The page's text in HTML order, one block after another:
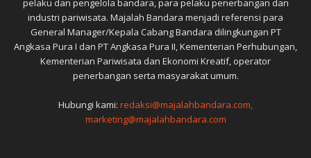
pelaku dan pengelola bandara, para pelaku penerbangan dan
industri pariwisata. Majalah Bandara menjadi referensi para
General Manager/Kepala Cabang Bandara dilingkungan PT
Angkasa Pura I dan PT Angkasa Pura II, Kementerian Perhubungan,
Kementerian Pariwisata dan Ekonomi Kreatif, operator
penerbangan serta masyarakat umum.
Hubungi kami: redaksi@majalahbandara.com,
marketing@majalahbandara.com